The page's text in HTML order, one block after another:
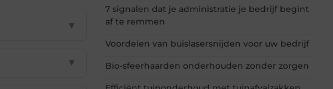
▼
▼
7 signalen dat je administratie je bedrijf begint
af te remmen
Voordelen van buislasersnijden voor uw bedrijf
Bio-sfeerhaarden onderhouden zonder zorgen